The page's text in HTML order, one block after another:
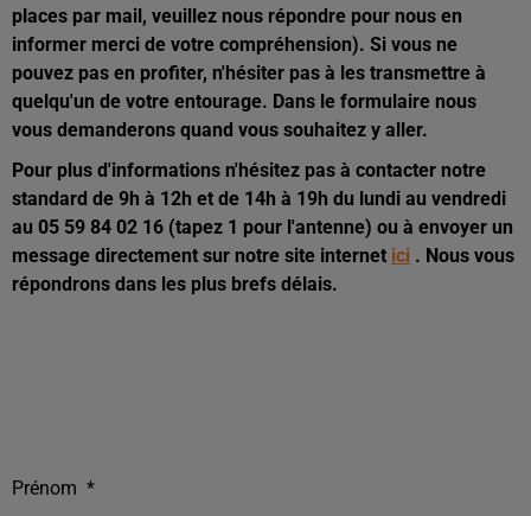
places par mail, veuillez nous répondre pour nous en
informer merci de votre compréhension). Si vous ne
pouvez pas en profiter, n'hésiter pas à les transmettre à
quelqu'un de votre entourage. Dans le formulaire nous
vous demanderons quand vous souhaitez y aller.
Pour plus d'informations n'hésitez pas à contacter notre
standard de 9h à 12h et de 14h à 19h du lundi au vendredi
au 05 59 84 02 16 (tapez 1 pour l'antenne) ou à envoyer un
message directement sur notre site internet ici . Nous vous
répondrons dans les plus brefs délais.
Prénom *